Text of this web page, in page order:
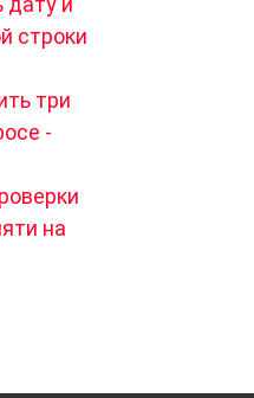
строки
три
-
на